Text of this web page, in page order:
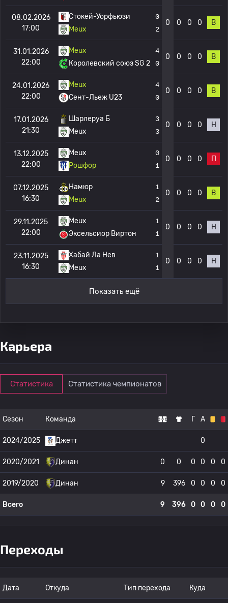
08.02.2026
17:00
Стокей-Уорфьюзи
Meux
0
2
0 0 0 0 В
31.01.2026
22:00
Meux
Королевский союз SG 2
4
0
0 0 0 0 В
24.01.2026
22:00
Meux
Сент-Льеж U23
4
0
0 0 0 0 В
17.01.2026
21:30
Шарлеруа Б
Meux
3
3
0 0 0 0 Н
13.12.2025
22:00
Meux
Рошфор
0
1
0 0 0 0 П
07.12.2025
16:30
Намюр
Meux
1
2
0 0 0 0 В
29.11.2025
22:00
Meux
Эксельсиор Виртон
1
1
0 0 0 0 Н
23.11.2025
16:30
Хабай Ла Нев
Meux
1
1
0 0 0 0 Н
Показать ещё
Карьера
Статистика Статистика чемпионатов
Сезон Команда Г А
2024/2025 Джетт 0
2020/2021 Динан 0 0 0 0 0 0
2019/2020 Динан 9 396 0 0 0 0
Всего 9 396 0 0 0 0
Переходы
Дата Откуда Тип перехода Куда